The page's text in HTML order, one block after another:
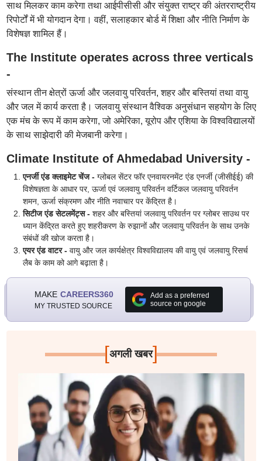
साथ मिलकर काम करेगा तथा आईपीसीसी और संयुक्त राष्ट्र की अंतरराष्ट्रीय
रिपोर्टों में भी योगदान देगा। वहीं, सलाहकार बोर्ड में शिक्षा और नीति निर्माण के
विशेषज्ञ शामिल हैं।
The Institute operates across three verticals
-
संस्थान तीन क्षेत्रों ऊर्जा और जलवायु परिवर्तन, शहर और बस्तियां तथा वायु
और जल में कार्य करता है। जलवायु संस्थान वैश्विक अनुसंधान सहयोग के लिए
एक मंच के रूप में काम करेगा, जो अमेरिका, यूरोप और एशिया के विश्वविद्यालयों
के साथ साझेदारी की मेजबानी करेगा।
Climate Institute of Ahmedabad University -
एनर्जी एंड क्लाइमेट चेंज -ग्लोबल सेंटर फॉर एनवायरनमेंट एंड एनर्जी (जीसीईई) की
विशेषज्ञता के आधार पर, ऊर्जा एवं जलवायु परिवर्तन वर्टिकल जलवायु परिवर्तन
शमन, ऊर्जा संक्रमण और नीति नवाचार पर केंद्रित है।
सिटीज एंड सेटलमेंट्स -शहर और बस्तियां जलवायु परिवर्तन पर ग्लोबर साउथ पर
ध्यान केंद्रित करते हुए शहरीकरण के रुझानों और जलवायु परिवर्तन के साथ उनके
संबंधों की खोज करता है।
एयर एंड वाटर - वायु और जल कार्यक्षेत्र विश्वविद्यालय की वायु एवं जलवायु रिसर्च
लैब के काम को आगे बढ़ाता है।
MAKE CAREERS360
MY TRUSTED SOURCE
Add as a preferred
source on google
[अगली खबर]